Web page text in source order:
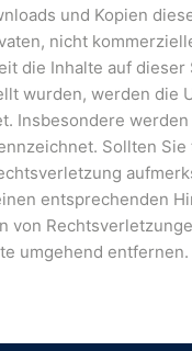
und Kopien
nicht
die Inhalte auf dieser
wurden, werden die
Insbesondere
Sollten
entsprechenden
von
umgehend entfernen.